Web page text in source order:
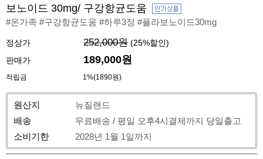
보노이드 30mg/ 구강항균도움
#온가족 #구강항균도움 #하루3정 #플라보노이드30mg
정상가 252,000원 (25%할인)
판매가
189,000원
적립금 1%(1890원)
원산지
뉴질랜드
배송
무료배송 / 평일 오후4시결제까지 당일출고
소비기한
2028년 1월 1일까지